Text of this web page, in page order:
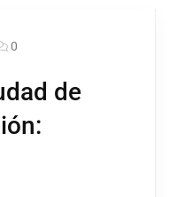
0
de